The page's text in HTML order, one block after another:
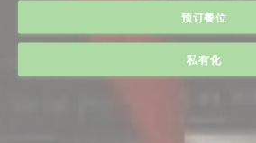
预订餐位
私有化